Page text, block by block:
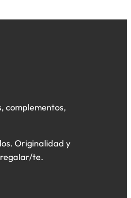
complementos,
Originalidad y
te.